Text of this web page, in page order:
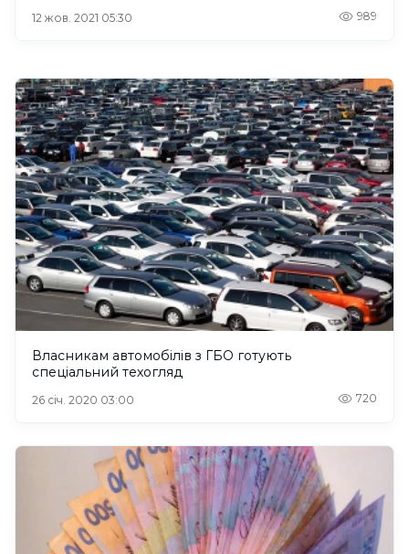
12 жов. 2021 05:30 989
Власникам автомобілів з ГБО готують
спеціальний техогляд
26 січ. 2020 03:00 720